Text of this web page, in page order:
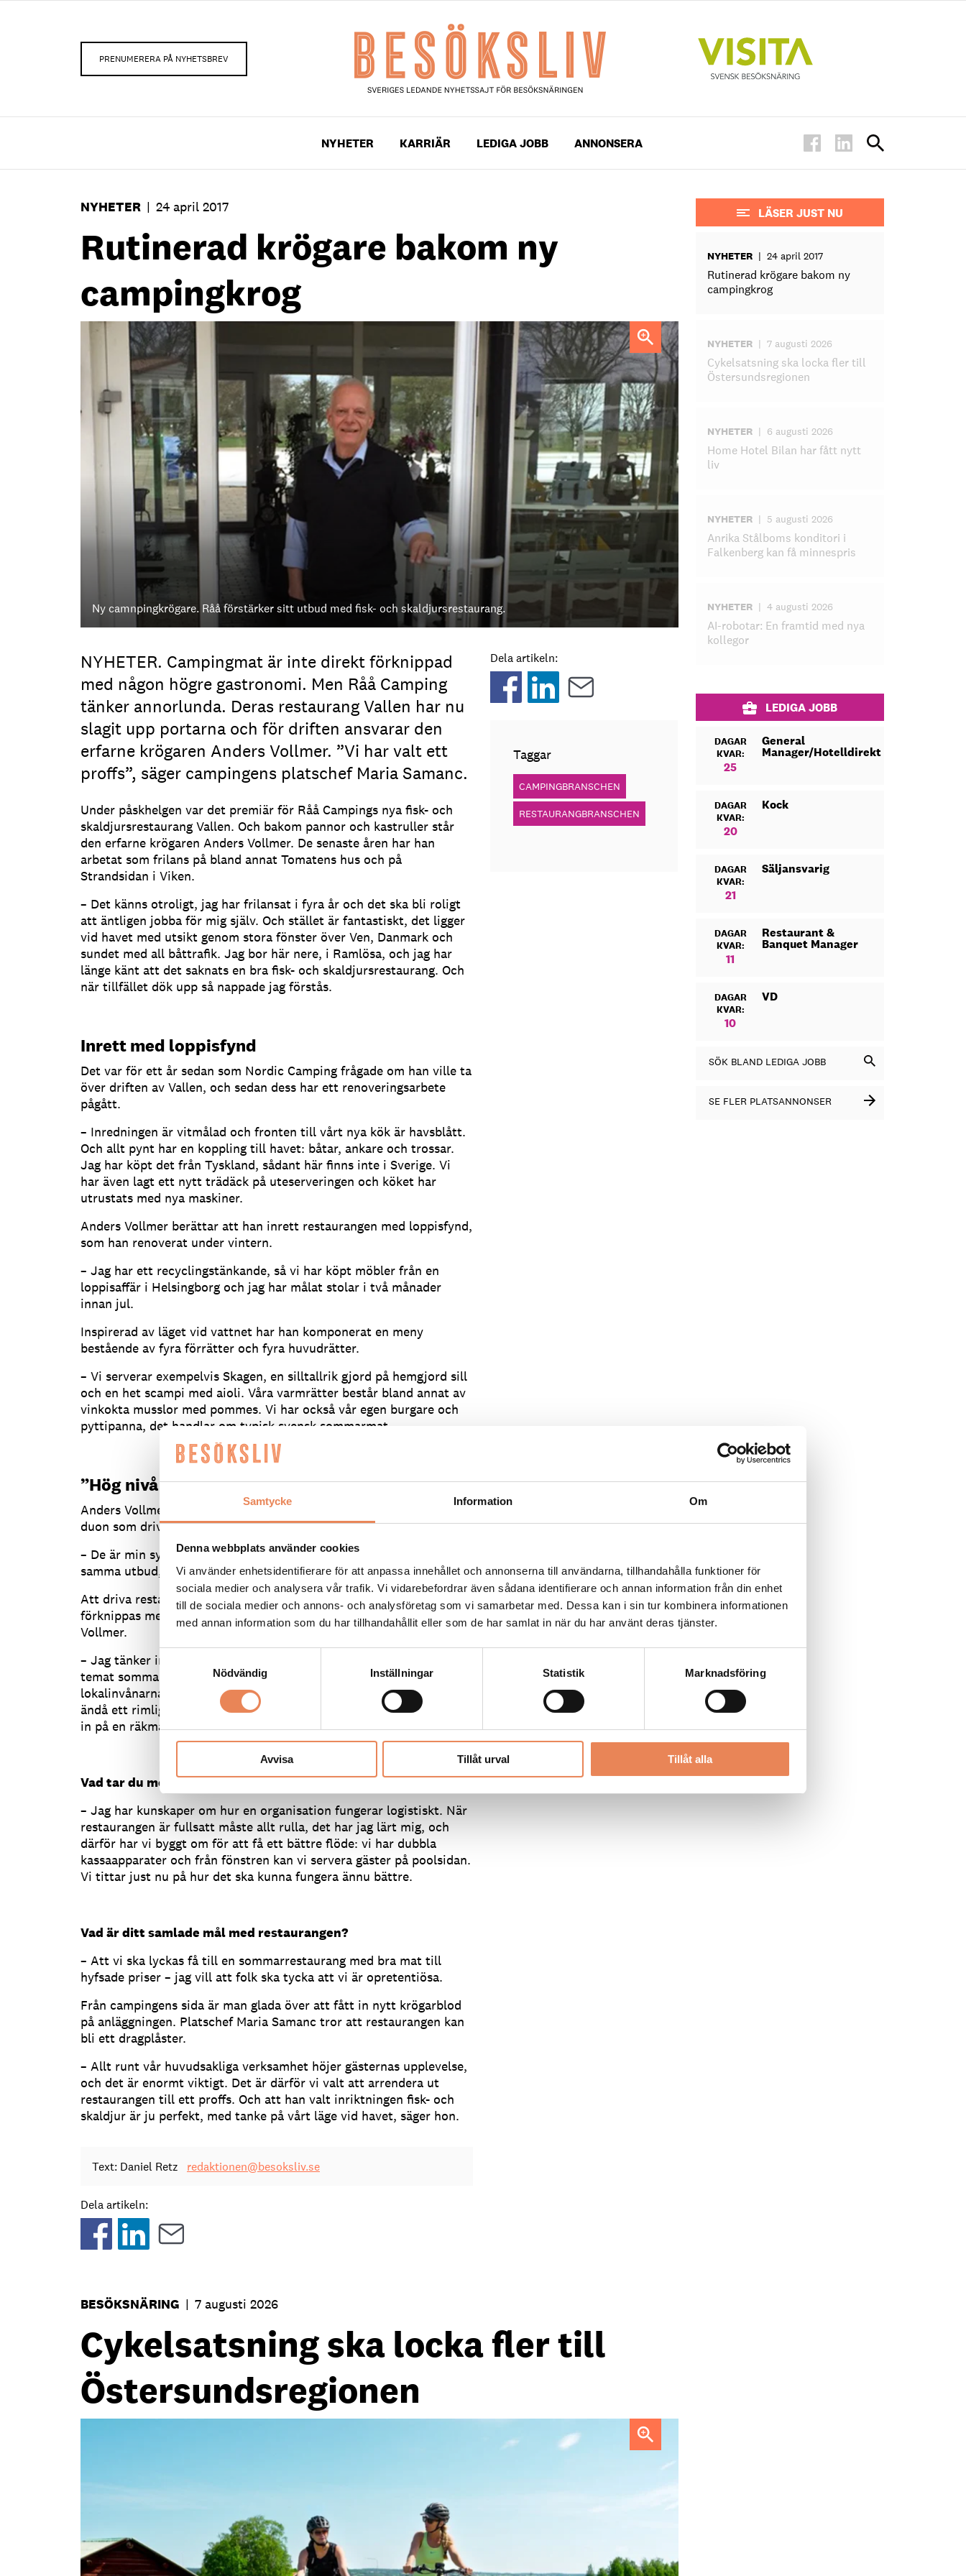
Samtycke Information Om
Denna webbplats använder cookies
Vi använder enhetsidentifierare för att anpassa innehållet och annonserna till användarna, tillhandahålla funktioner för
sociala medier och analysera vår trafik. Vi vidarebefordrar även sådana identifierare och annan information från din enhet
till de sociala medier och annons- och analysföretag som vi samarbetar med. Dessa kan i sin tur kombinera informationen
med annan information som du har tillhandahållit eller som de har samlat in när du har använt deras tjänster.
Samtyckesval
Nödvändig
Inställningar Statistik Marknadsföring
Avvisa Tillåt urval Tillåt alla
PRENUMERERA PÅ NYHETSBREV
NYHETER KARRIÄR LEDIGA JOBB ANNONSERA
NYHETER | 24 april 2017
Rutinerad krögare bakom ny
campingkrog
Ny camnpingkrögare. Råå förstärker sitt utbud med fisk- och skaldjursrestaurang.
NYHETER. Campingmat är inte direkt förknippad
med någon högre gastronomi. Men Råå Camping
tänker annorlunda. Deras restaurang Vallen har nu
slagit upp portarna och för driften ansvarar den
erfarne krögaren Anders Vollmer. ”Vi har valt ett
proffs”, säger campingens platschef Maria Samanc.
Under påskhelgen var det premiär för Råå Campings nya fisk- och
skaldjursrestaurang Vallen. Och bakom pannor och kastruller står
den erfarne krögaren Anders Vollmer. De senaste åren har han
arbetat som frilans på bland annat Tomatens hus och på
Strandsidan i Viken.
– Det känns otroligt, jag har frilansat i fyra år och det ska bli roligt
att äntligen jobba för mig själv. Och stället är fantastiskt, det ligger
vid havet med utsikt genom stora fönster över Ven, Danmark och
sundet med all båttrafik. Jag bor här nere, i Ramlösa, och jag har
länge känt att det saknats en bra fisk- och skaldjursrestaurang. Och
när tillfället dök upp så nappade jag förstås.
Inrett med loppisfynd
Det var för ett år sedan som Nordic Camping frågade om han ville ta
över driften av Vallen, och sedan dess har ett renoveringsarbete
pågått.
– Inredningen är vitmålad och fronten till vårt nya kök är havsblått.
Och allt pynt har en koppling till havet: båtar, ankare och trossar.
Jag har köpt det från Tyskland, sådant här finns inte i Sverige. Vi
har även lagt ett nytt trädäck på uteserveringen och köket har
utrustats med nya maskiner.
Anders Vollmer berättar att han inrett restaurangen med loppisfynd,
som han renoverat under vintern.
– Jag har ett recyclingstänkande, så vi har köpt möbler från en
loppisaffär i Helsingborg och jag har målat stolar i två månader
innan jul.
Inspirerad av läget vid vattnet har han komponerat en meny
bestående av fyra förrätter och fyra huvudrätter.
– Vi serverar exempelvis Skagen, en silltallrik gjord på hemgjord sill
och en het scampi med aioli. Våra varmrätter består bland annat av
vinkokta musslor med pommes. Vi har också vår egen burgare och
pyttipanna, det handlar om typisk svensk sommarmat.
”Hög nivå till rimligt pris”
Anders Vollmer är släkt med Ebbe och Mats Vollmer. Det vill säga
duon som driver stjärnkrogen Vollmers i Malmö.
– De är min systers barn. Vi brukar prata mat, men vi har ju inte
samma utbud, de kör en helt annan klass, säger Anders Vollmer.
Att driva restaurang på en camping, en miljö som inte brukar
förknippas med matupplevelser, är inget som bekymrar Anders
Vollmer.
– Jag tänker inte så mycket på att det är en camping. Vi kör på
temat sommarrestaurang, med goda råvaror, och det uppskattas av
lokalinvånarna och gästerna. Vi har en hög nivå på maten men håller
ändå ett rimligt pris. Det är viktigt för mig att folk ska kunna slinka
in på en räkmacka och ett glas vin utan att ruinera sig.
Vad tar du med dig från din långa bakgrund in i det nya?
– Jag har kunskaper om hur en organisation fungerar logistiskt. När
restaurangen är fullsatt måste allt rulla, det har jag lärt mig, och
därför har vi byggt om för att få ett bättre flöde: vi har dubbla
kassaapparater och från fönstren kan vi servera gäster på poolsidan.
Vi tittar just nu på hur det ska kunna fungera ännu bättre.
Vad är ditt samlade mål med restaurangen?
– Att vi ska lyckas få till en sommarrestaurang med bra mat till
hyfsade priser – jag vill att folk ska tycka att vi är opretentiösa.
Från campingens sida är man glada över att fått in nytt krögarblod
på anläggningen. Platschef Maria Samanc tror att restaurangen kan
bli ett dragplåster.
– Allt runt vår huvudsakliga verksamhet höjer gästernas upplevelse,
och det är enormt viktigt. Det är därför vi valt att arrendera ut
restaurangen till ett proffs. Och att han valt inriktningen fisk- och
skaldjur är ju perfekt, med tanke på vårt läge vid havet, säger hon.
Text: Daniel Retz redaktionen@besoksliv.se
Dela artikeln:
Dela artikeln:
Taggar
CAMPINGBRANSCHEN
RESTAURANGBRANSCHEN
BESÖKSNÄRING | 7 augusti 2026
Cykelsatsning ska locka fler till
Östersundsregionen
LÄSER JUST NU
NYHETER | 24 april 2017
Rutinerad krögare bakom ny
campingkrog
NYHETER | 7 augusti 2026
Cykelsatsning ska locka fler till
Östersundsregionen
NYHETER | 6 augusti 2026
Home Hotel Bilan har fått nytt
liv
NYHETER | 5 augusti 2026
Anrika Stålboms konditori i
Falkenberg kan få minnespris
NYHETER | 4 augusti 2026
AI-robotar: En framtid med nya
kollegor
LEDIGA JOBB
DAGAR
KVAR:
25
General
Manager/Hotelldirektör
DAGAR
KVAR:
20
Kock
DAGAR
KVAR:
21
Säljansvarig
DAGAR
KVAR:
11
Restaurant &
Banquet Manager
DAGAR
KVAR:
10
VD
SÖK BLAND LEDIGA JOBB
SE FLER PLATSANNONSER